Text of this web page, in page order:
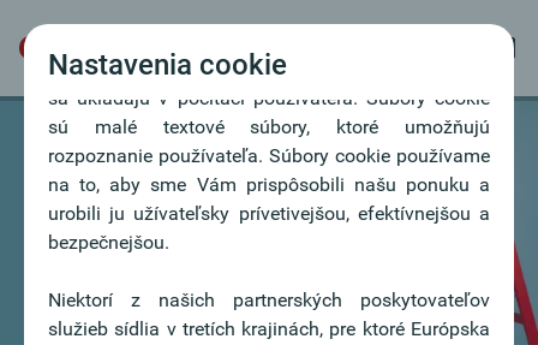
Nastavenia cookie
Naša webová stránka používa súbory cookie, ktoré
sa ukladajú v počítači používateľa. Súbory cookie
sú malé textové súbory, ktoré umožňujú
rozpoznanie používateľa. Súbory cookie používame
na to, aby sme Vám prispôsobili našu ponuku a
urobili ju užívateľsky prívetivejšou, efektívnejšou a
bezpečnejšou.
Niektorí z našich partnerských poskytovateľov
služieb sídlia v tretích krajinách, pre ktoré Európska